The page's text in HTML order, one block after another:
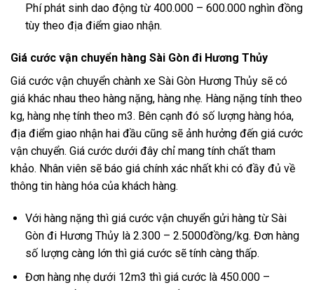
Phí phát sinh dao động từ 400.000 – 600.000 nghìn đồng
tùy theo địa điểm giao nhận.
Giá cước vận chuyển hàng Sài Gòn đi Hương Thủy
Giá cước vận chuyển chành xe Sài Gòn Hương Thủy sẽ có
giá khác nhau theo hàng nặng, hàng nhẹ. Hàng nặng tính theo
kg, hàng nhẹ tính theo m3. Bên cạnh đó số lượng hàng hóa,
địa điểm giao nhận hai đầu cũng sẽ ảnh hưởng đến giá cước
vận chuyển. Giá cước dưới đây chỉ mang tính chất tham
khảo. Nhân viên sẽ báo giá chính xác nhất khi có đầy đủ về
thông tin hàng hóa của khách hàng.
Với hàng nặng thì giá cước vận chuyển gửi hàng từ Sài
Gòn đi Hương Thủy là 2.300 – 2.5000đồng/kg. Đơn hàng
số lượng càng lớn thì giá cước sẽ tính càng thấp.
Đơn hàng nhẹ dưới 12m3 thì giá cước là 450.000 –